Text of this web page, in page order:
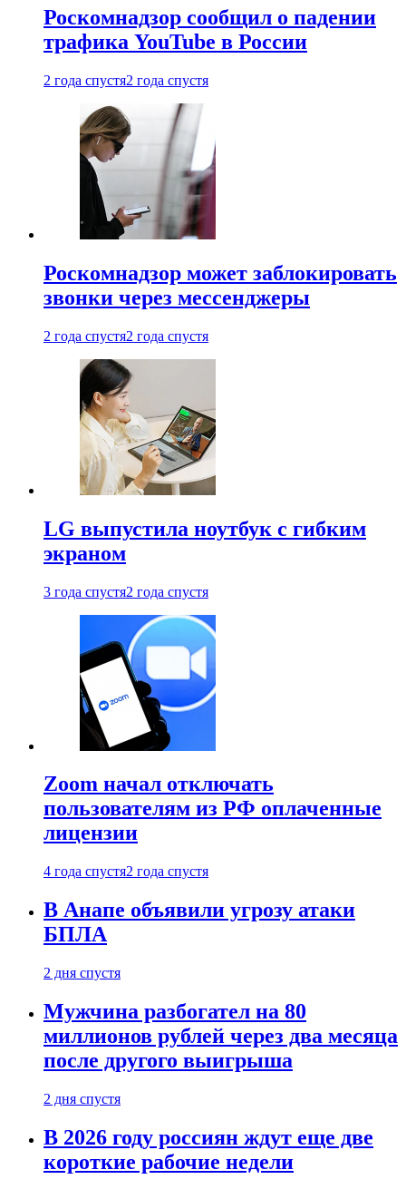
Роскомнадзор сообщил о падении
трафика YouTube в России
2 года спустя2 года спустя
Роскомнадзор может заблокировать
звонки через мессенджеры
2 года спустя2 года спустя
LG выпустила ноутбук с гибким
экраном
3 года спустя2 года спустя
Zoom начал отключать
пользователям из РФ оплаченные
лицензии
4 года спустя2 года спустя
В Анапе объявили угрозу атаки
БПЛА
2 дня спустя
Мужчина разбогател на 80
миллионов рублей через два месяца
после другого выигрыша
2 дня спустя
В 2026 году россиян ждут еще две
короткие рабочие недели